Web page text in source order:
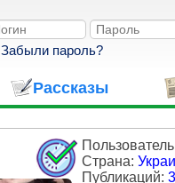
Забыли пароль?
Рассказы
Страна:
Публикаций: